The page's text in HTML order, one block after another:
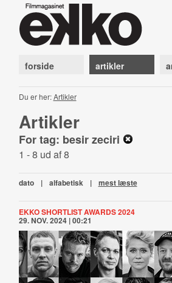
forside artikler
Du er her:Artikler
Artikler
For tag: besir zeciri
1 - 8 ud af 8
dato | alfabetisk | mest læste
EKKO SHORTLIST AWARDS 2024
29. NOV. 2024 | 00:21